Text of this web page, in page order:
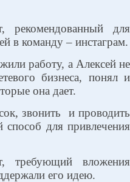
рекомендованный для
в команду – инстаграм.
работу, а Алексей не
бизнеса, понял и
она дает.
звонить
и проводить
для привлечения
требующий вложения
его идею.